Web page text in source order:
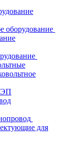
оборудование
для